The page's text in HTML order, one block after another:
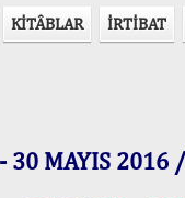
KİTÂBLAR İRTİBAT
MAYIS 2016